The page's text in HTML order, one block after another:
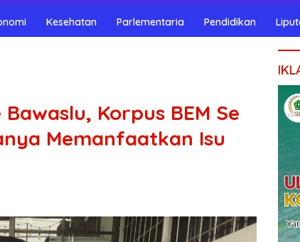
Kesehatan Parlementaria Pendidikan
Korpus BEM Se
Memanfaatkan Isu